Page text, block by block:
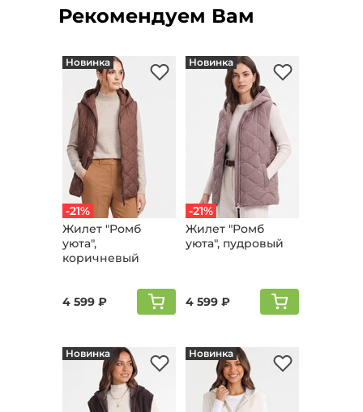
Рекомендуем Вам
-21%
Новинка
Жилет "Ромб
уюта",
коричневый
4 599 ₽
-21%
Новинка
Жилет "Ромб
уюта", пудровый
4 599 ₽
Новинка Новинка